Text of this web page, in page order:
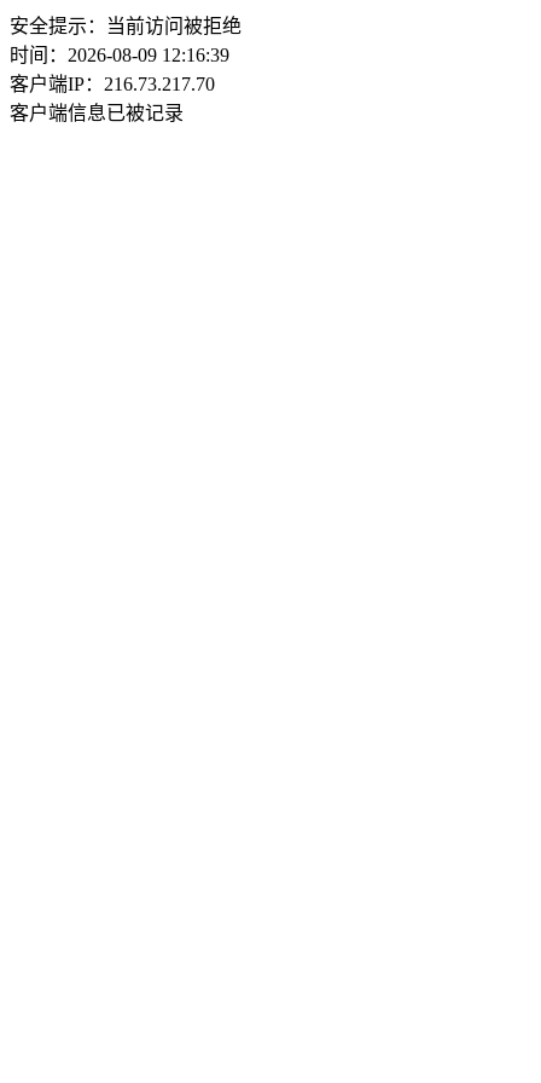
安全提示：当前访问被拒绝
时间：2026-08-09 12:16:39
客户端IP：216.73.217.70
客户端信息已被记录